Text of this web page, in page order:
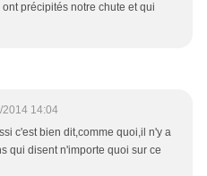
précipités notre chute et qui
2014 14:04
c'est bien dit,comme quoi,il n'y a
qui disent n'importe quoi sur ce